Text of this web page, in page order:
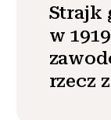
Strajk
w
rzecz